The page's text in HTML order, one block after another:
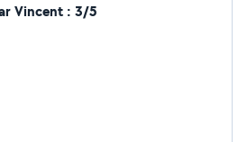
repassage). Ponctuelle, à
je veille au bien-être et à la
accompagnées.
Vincent : 3/5